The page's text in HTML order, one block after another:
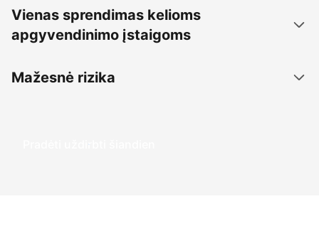
Vienas sprendimas kelioms
apgyvendinimo įstaigoms
Mažesnė rizika
Pradėti uždirbti šiandien